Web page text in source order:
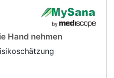
Hand nehmen